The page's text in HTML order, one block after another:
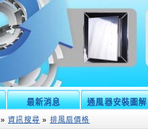
最新消息 通風器安裝圖解
»資訊搜尋 » 排風扇價格